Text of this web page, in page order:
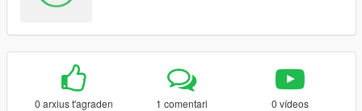
0 arxius t'agraden 1 comentari 0 vídeos